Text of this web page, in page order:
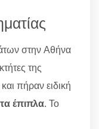
στην Αθήνα
της
και πήραν ειδική
έπιπλα. Το